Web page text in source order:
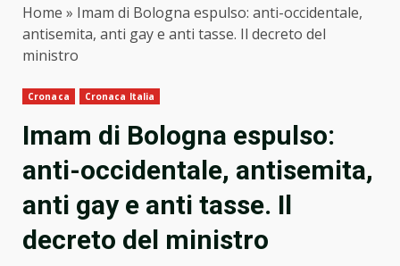
Home » Imam di Bologna espulso: anti-occidentale,
antisemita, anti gay e anti tasse. Il decreto del
ministro
Cronaca Cronaca Italia
Imam di Bologna espulso:
anti-occidentale, antisemita,
anti gay e anti tasse. Il
decreto del ministro